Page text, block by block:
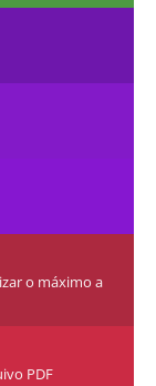
o máximo a
PDF